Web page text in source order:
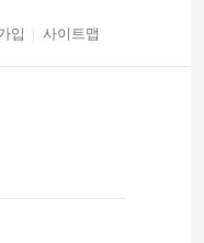
입 사이트맵